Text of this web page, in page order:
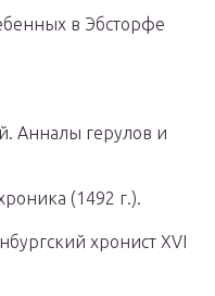
в Эбсторфе
Анналы герулов и
(1492 г.).
хронист XVI